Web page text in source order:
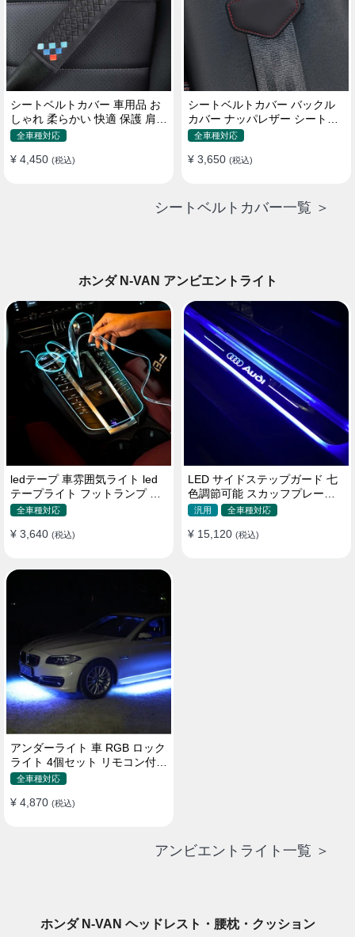
シートベルトカバー 車用品 お
しゃれ 柔らかい 快適 保護 肩当
てパッド 圧迫感軽減
全車種対応
¥ 4,450 (税込)
シートベルトカバー バックル
カバー ナッパレザー シートベ
ルトパッド 異音防止 傷防止 マ
全車種対応
¥ 3,650 (税込)
シートベルトカバー一覧 ＞
ホンダ N-VAN アンビエントライト
ledテープ 車雰囲気ライト led
テープライト フットランプ 車
内装飾 USB 3メートル
全車種対応
¥ 3,640 (税込)
LED サイドステップガード 七
色調節可能 スカッフプレート
汎用 全車種対応
¥ 15,120 (税込)
アンダーライト 車 RGB ロック
ライト 4個セット リモコン付き
ボタンスイッチ付き 多機能 車
水 おしゃれ
全車種対応
¥ 4,870 (税込)
アンビエントライト一覧 ＞
ホンダ N-VAN ヘッドレスト・腰枕・クッション